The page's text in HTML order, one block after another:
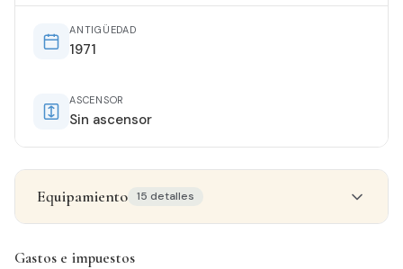
ANTIGÜEDAD
1971
ASCENSOR
Sin ascensor
Equipamiento 15 detalles
Gastos e impuestos